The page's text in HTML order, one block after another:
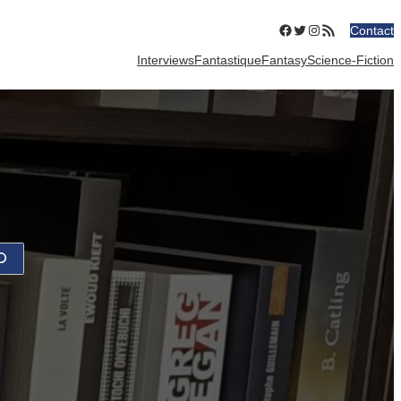
Facebook
Twitter
Instagram
Flux RSSContact
InterviewsFantastiqueFantasyScience-Fiction